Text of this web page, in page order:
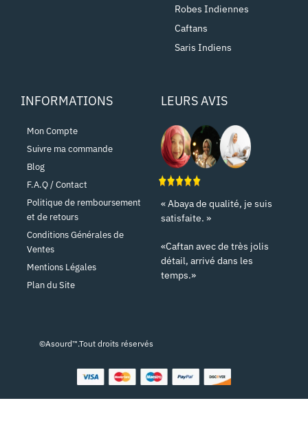
Robes Indiennes
Caftans
Saris Indiens
INFORMATIONS
Mon Compte
Suivre ma commande
Blog
F.A.Q / Contact
Politique de remboursement
et de retours
Conditions Générales de
Ventes
Mentions Légales
Plan du Site
LEURS AVIS
« Abaya de qualité, je suis
satisfaite. »
«Caftan avec de très jolis
détail, arrivé dans les
temps.»
©Asourd™.Tout droits réservés